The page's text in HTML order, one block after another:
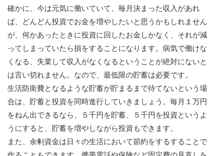
確かに、今は元気に働いていて、毎月決まった収入があれ
ば、どんどん投資でお金を増やしたいと思うかもしれません
が、何かあったときに投資に回したお金しかなく、それが減
ってしまっていたら損をすることになります。病気で働けな
くなる、失業して収入がなくなるということが絶対にないと
は言い切れません。なので、最低限の貯蓄は必要です。
生活防衛費となるような貯蓄が貯まるまで待てないという場
合は、貯蓄と投資を同時進行していきましょう。毎月１万円
をねん出できるなら、５千円を貯蓄、５千円を投資というよ
うにすると、貯蓄を増やしながら投資もできます。
また、余剰資金は日々の生活において節約をするすることで